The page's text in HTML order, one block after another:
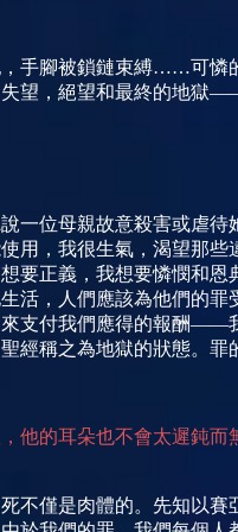
，手腳被鎖鏈束縛……可
望，絕望和最終的地獄
一位母親故意殺害或虐
用，我很生氣，渴望那
要正義，我想要憐憫和
活，人們應該為他們的
支付我們應得的報酬——
經稱之為地獄的狀態。
他的耳朵也不會太遲鈍
不僅是肉體的。先知以